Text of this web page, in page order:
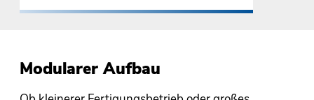
Modularer Aufbau